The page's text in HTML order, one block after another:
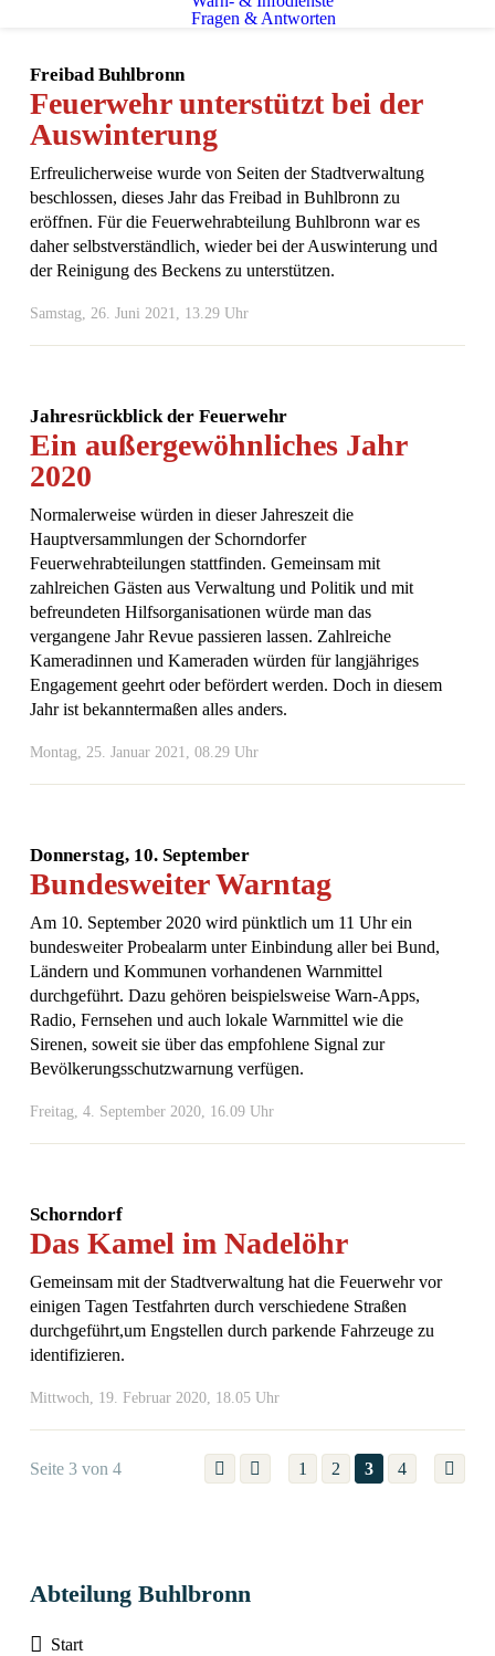
Fragen & Antworten
Freibad Buhlbronn
Feuerwehr unterstützt bei der
Auswinterung
Erfreulicherweise wurde von Seiten der Stadtverwaltung
beschlossen, dieses Jahr das Freibad in Buhlbronn zu
eröffnen. Für die Feuerwehrabteilung Buhlbronn war es
daher selbstverständlich, wieder bei der Auswinterung und
der Reinigung des Beckens zu unterstützen.
Samstag, 26. Juni 2021, 13.29 Uhr
Jahresrückblick der Feuerwehr
Ein außergewöhnliches Jahr
2020
Normalerweise würden in dieser Jahreszeit die
Hauptversammlungen der Schorndorfer
Feuerwehrabteilungen stattfinden. Gemeinsam mit
zahlreichen Gästen aus Verwaltung und Politik und mit
befreundeten Hilfsorganisationen würde man das
vergangene Jahr Revue passieren lassen. Zahlreiche
Kameradinnen und Kameraden würden für langjähriges
Engagement geehrt oder befördert werden. Doch in diesem
Jahr ist bekanntermaßen alles anders.
Montag, 25. Januar 2021, 08.29 Uhr
Donnerstag, 10. September
Bundesweiter Warntag
Am 10. September 2020 wird pünktlich um 11 Uhr ein
bundesweiter Probealarm unter Einbindung aller bei Bund,
Ländern und Kommunen vorhandenen Warnmittel
durchgeführt. Dazu gehören beispielsweise Warn-Apps,
Radio, Fernsehen und auch lokale Warnmittel wie die
Sirenen, soweit sie über das empfohlene Signal zur
Bevölkerungsschutzwarnung verfügen.
Freitag, 4. September 2020, 16.09 Uhr
Schorndorf
Das Kamel im Nadelöhr
Gemeinsam mit der Stadtverwaltung hat die Feuerwehr vor
einigen Tagen Testfahrten durch verschiedene Straßen
durchgeführt,um Engstellen durch parkende Fahrzeuge zu
identifizieren.
Mittwoch, 19. Februar 2020, 18.05 Uhr
Seite 3 von 4 1 2 3 4
Abteilung Buhlbronn
Start